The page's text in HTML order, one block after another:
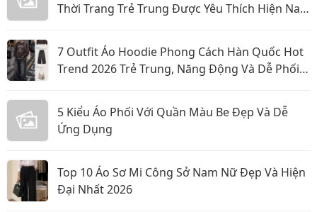
Thời Trang Trẻ Trung Được Yêu Thích Hiện Nay
7 Outfit Áo Hoodie Phong Cách Hàn Quốc Hot
Trend 2026 Trẻ Trung, Năng Động Và Dễ Phối
5 Kiểu Áo Phối Với Quần Màu Be Đẹp Và Dễ
Ứng Dụng
Top 10 Áo Sơ Mi Công Sở Nam Nữ Đẹp Và Hiện
Đại Nhất 2026